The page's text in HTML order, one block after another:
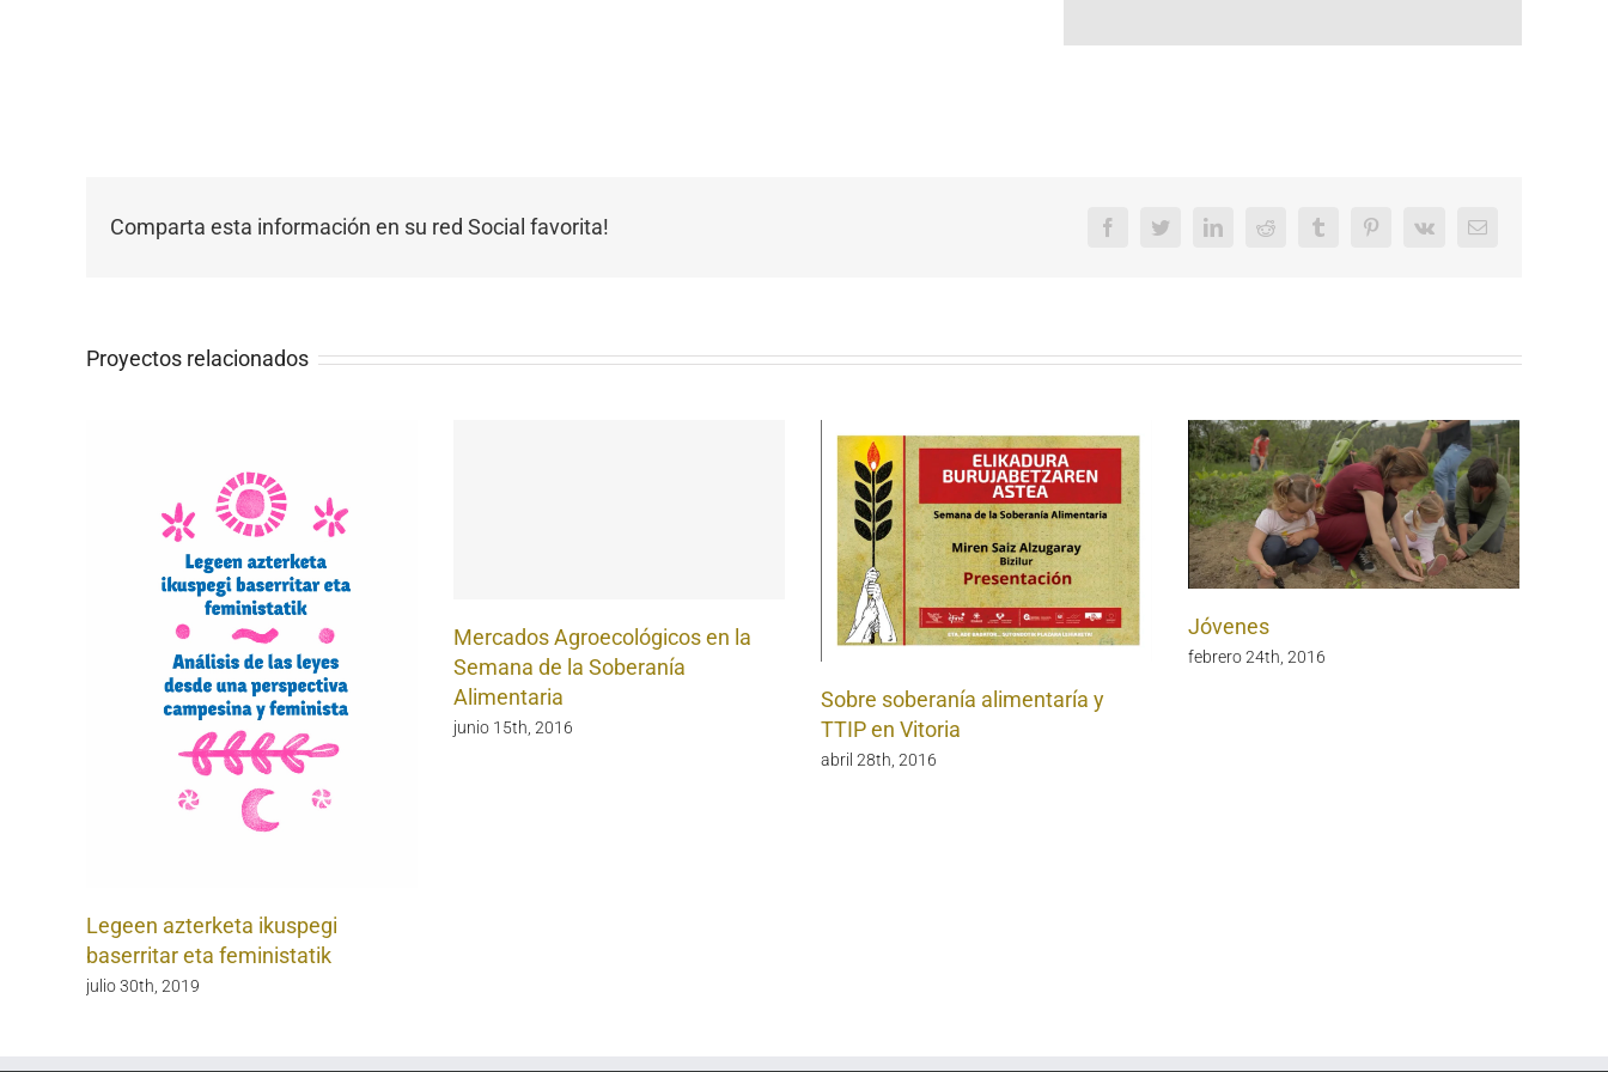
Comparta esta información en su red Social favorita! FacebookTwitterLinkedInReddit Tumblr PinterestVk Email
Proyectos relacionados
Legeen azterketa ikuspegi
baserritar eta feministatik
julio 30th, 2019
Mercados Agroecológicos en la
Semana de la Soberanía
Alimentaria
junio 15th, 2016
Sobre soberanía alimentaría y
TTIP en Vitoria
abril 28th, 2016
Jóvenes
febrero 24th, 2016